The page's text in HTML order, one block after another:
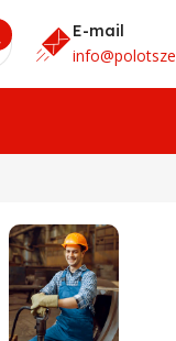
E-mail